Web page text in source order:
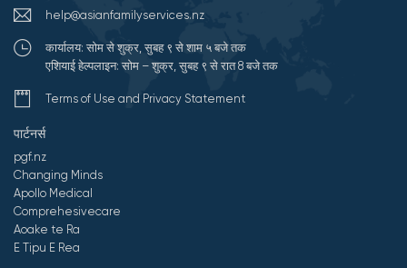
help@asianfamilyservices.nz
कार्यालय: सोम से शुक्र, सुबह ९ से शाम ५ बजे तक
एशियाई हेल्पलाइन: सोम – शुक्र, सुबह ९ से रात 8 बजे तक
Terms of Use and Privacy Statement
पार्टनर्स
pgf.nz
Changing Minds
Apollo Medical
Comprehesivecare
Aoake te Ra
E Tipu E Rea